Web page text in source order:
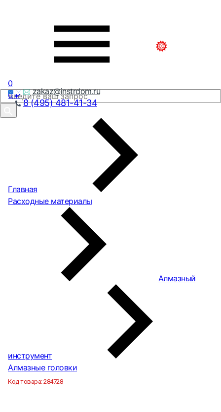
zakaz@instrdom.ru
8 (495) 481-41-34
0
0₽
Главная
Расходные материалы
Алмазный
инструмент
Алмазные головки
Код товара:284728